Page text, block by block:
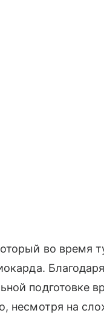
во время
подготовке
несмотря на